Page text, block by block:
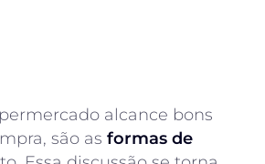
alcance bons
são as formas de